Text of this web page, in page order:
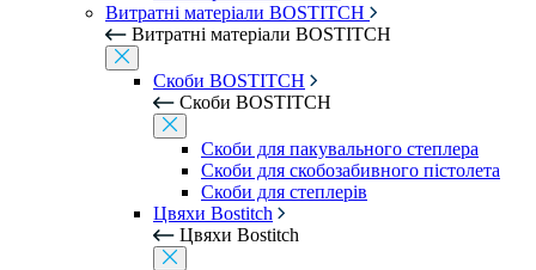
Витратні матеріали BOSTITCH
Витратні матеріали BOSTITCH
Скоби BOSTITCH
Скоби BOSTITCH
Скоби для пакувального степлера
Скоби для скобозабивного пістолета
Скоби для степлерів
Цвяхи Bostitch
Цвяхи Bostitch